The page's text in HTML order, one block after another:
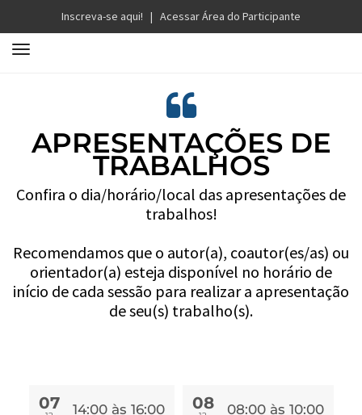
Inscreva-se aqui! | Acessar Área do Participante
T
a
g
t
APRESENTAÇÕES DE
TRABALHOS
Confira o dia/horário/local das apresentações de
trabalhos!
Recomendamos que o autor(a), coautor(es/as) ou
orientador(a) esteja disponível no horário de
início de cada sessão para realizar a apresentação
de seu(s) trabalho(s).
07 14:00 às 16:00 08 08:00 às 10:00